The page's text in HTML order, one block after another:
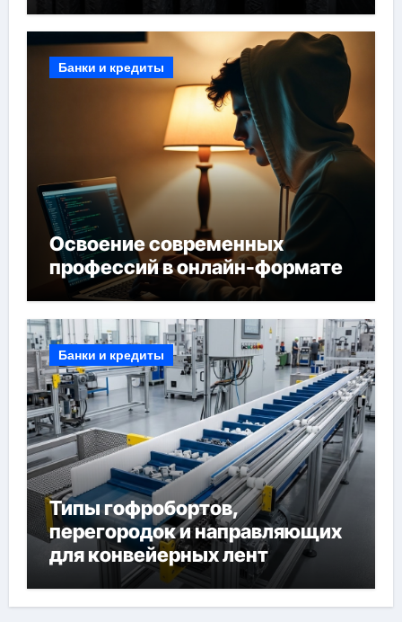
Банки и кредиты
Освоение современных
профессий в онлайн-формате
Банки и кредиты
Типы гофробортов,
перегородок и направляющих
для конвейерных лент